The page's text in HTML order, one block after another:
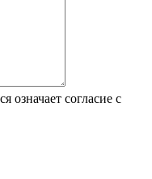
означает согласие с